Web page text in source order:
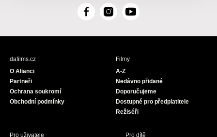
F
c
I
s
Y
u
dafilms.cz
O Alianci
Partneři
Ochrana soukromí
Obchodní podmínky
Filmy
A-Z
Nedávno přidané
Doporučujeme
Dostupné pro předplatitele
Režiséři
Pro uživatele
Pro dítě